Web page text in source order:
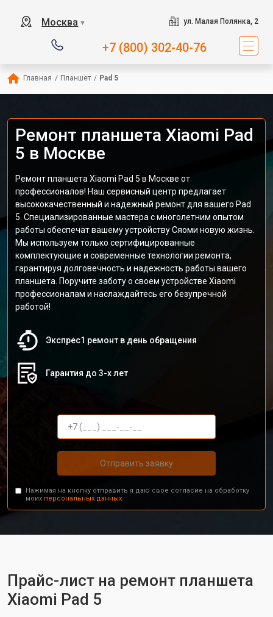
Москва ▼ ул. Малая Полянка, 2
+7 (800) 302-40-76
Главная / Планшет / Pad 5
Ремонт планшета Xiaomi Pad
5 в Москве
Ремонт планшета Xiaomi Pad 5 в Москве от
профессионалов! Наш сервисный центр предлагает
высококачественный и надежный ремонт для вашего Pad
5. Специализированные мастера с многолетним опытом
работы обеспечат вашему устройству Сяоми новую жизнь.
Мы используем только сертифицированные
комплектующие и современные технологии ремонта,
гарантируя долговечность и надежность работы вашего
планшета. Поручите заботу о своем устройстве Xiaomi
профессионалам и наслаждайтесь его безупречной
работой!
Экспрес1 ремонт в день обращения
Гарантия до 3-х лет
Отправить заявку
Нажимая на кнопку отправить я даю свое согласие на обработку
моих персональных данных.
Прайс-лист на ремонт планшета
Xiaomi Pad 5